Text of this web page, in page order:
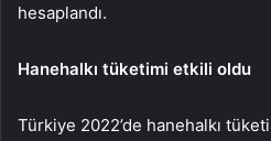
hesaplandı.
Hanehalkı tüketimi etkili oldu
Türkiye 2022’de hanehalkı